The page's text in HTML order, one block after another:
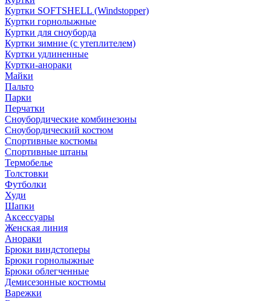
Куртки SOFTSHELL (Windstopper)
Куртки горнолыжные
Куртки для сноуборда
Куртки зимние (с утеплителем)
Куртки удлиненные
Куртки-анораки
Майки
Пальто
Парки
Перчатки
Сноубордические комбинезоны
Сноубордический костюм
Спортивные костюмы
Спортивные штаны
Термобелье
Толстовки
Футболки
Худи
Шапки
Аксессуары
Женская линия
Анораки
Брюки виндстоперы
Брюки горнолыжные
Брюки облегченные
Демисезонные костюмы
Варежки